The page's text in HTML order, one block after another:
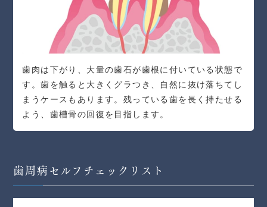
歯肉は下がり、大量の歯石が歯根に付いている状態で
す。歯を触ると大きくグラつき、自然に抜け落ちてし
まうケースもあります。残っている歯を長く持たせる
よう、歯槽骨の回復を目指します。
歯周病セルフチェックリスト